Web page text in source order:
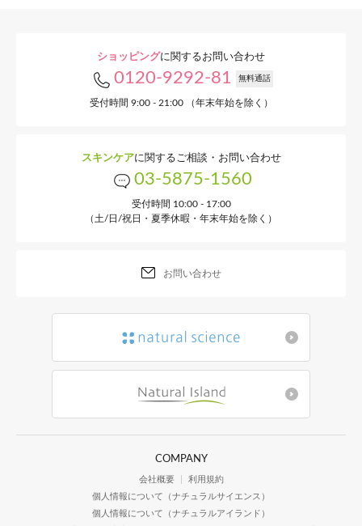
ショッピングに関するお問い合わせ
0120-9292-81 無料通話
受付時間 9:00 - 21:00 （年末年始を除く）
スキンケアに関するご相談・お問い合わせ
03-5875-1560
受付時間 10:00 - 17:00
（土/日/祝日・夏季休暇・年末年始を除く）
お問い合わせ
COMPANY
会社概要
利用規約
個人情報について（ナチュラルサイエンス）
個人情報について（ナチュラルアイランド）